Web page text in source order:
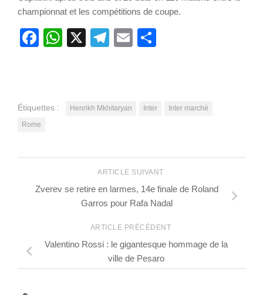
championnat et les compétitions de coupe.
Facebook
WhatsApp
X Telegram
Email
Étiquettes : Henrikh Mkhitaryan Inter
Inter marché
Rome
ARTICLE SUIVANT
Zverev se retire en larmes, 14e finale de Roland
Garros pour Rafa Nadal
ARTICLE PRÉCÉDENT
Valentino Rossi : le gigantesque hommage de la
ville de Pesaro